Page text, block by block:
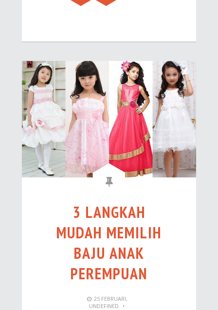
3 LANGKAH
MUDAH MEMILIH
BAJU ANAK
PEREMPUAN
25 FEBRUARI,
UNDEFINED
•